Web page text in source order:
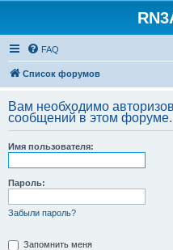
FAQ
Список форумов
Вам необходимо
сообщений в этом форуме.
Имя пользователя:
Пароль:
Забыли пароль?
Запомнить меня